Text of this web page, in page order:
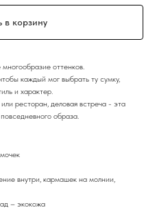
в корзину
оттенков.
каждый мог выбрать ту сумку,
и характер.
ресторан, деловая встреча - эта
образа.
внутри, кармашек на молнии,
– экокожа